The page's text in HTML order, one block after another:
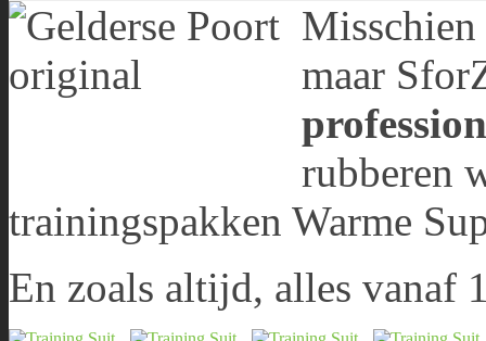
maar
rubberen
trainingspakken Warme
En zoals altijd, alles vanaf